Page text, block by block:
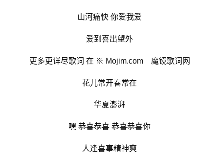
山河痛快 你爱我爱
爱到喜出望外
更多更详尽歌词 在 ※ Mojim.com 魔镜歌词网
花儿常开春常在
华夏澎湃
嘿 恭喜恭喜 恭喜恭喜你
人逢喜事精神爽